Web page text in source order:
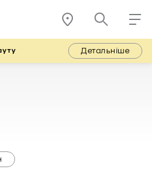
Детальніше